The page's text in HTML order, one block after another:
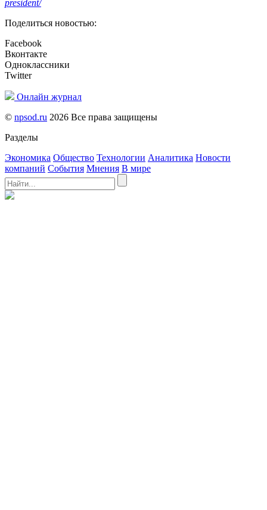
president/
Поделиться новостью:
Facebook
Вконтакте
Одноклассники
Twitter
Онлайн журнал
© npsod.ru 2026 Все права защищены
Разделы
Экономика Общество Технологии Аналитика Новости
компаний События Мнения В мире